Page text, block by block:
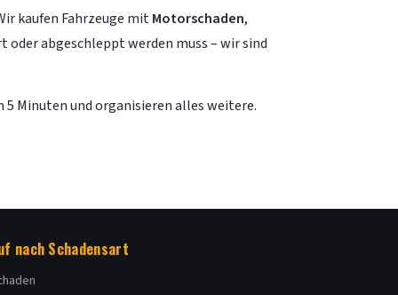
kaufen Fahrzeuge mitMotorschaden,
abgeschleppt werden muss – wir sind
5 Minuten und organisieren alles weitere.
nach Schadensart